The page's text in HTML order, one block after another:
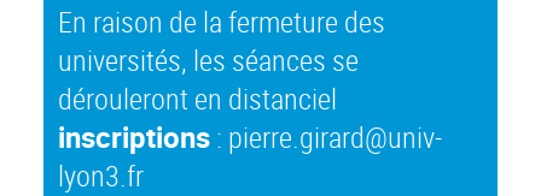
En raison de la fermeture des
universités, les séances se
dérouleront en distanciel
inscriptions: pierre.girard@univ-
lyon3.fr